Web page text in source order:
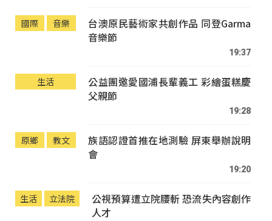
國際 音樂
台澳原民藝術家共創作品 同登Garma
音樂節
19:37
生活
公益團邀愛國浦長輩義工 彩繪蛋糕慶
父親節
19:28
原鄉 教文
族語認證首推在地測驗 屏東舉辦說明
會
19:20
生活 立法院
公視預算遭立院腰斬 恐流失內容創作
人才